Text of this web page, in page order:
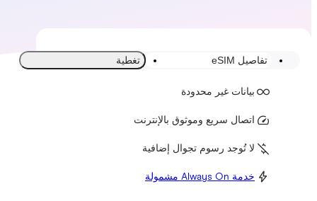
تفاصيل eSIM تغطية
بيانات غير محدودة
اتصال سريع وموثوق بالإنترنت
لا تُوجد رسوم تجوال إضافية
خدمة Always On مشمولة